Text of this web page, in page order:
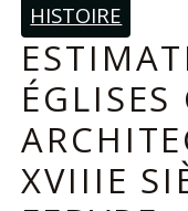
HISTOIRE
XVIIIE